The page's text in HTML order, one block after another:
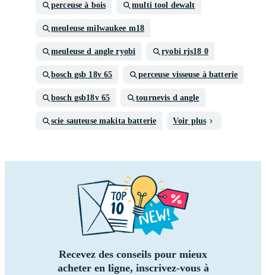
perceuse à bois multi tool dewalt
meuleuse milwaukee m18
meuleuse d angle ryobi ryobi rjs18 0
bosch gsb 18v 65 perceuse visseuse à batterie
bosch gsb18v 65 tournevis d angle
scie sauteuse makita batterie Voir plus
Recevez des conseils pour mieux
acheter en ligne, inscrivez-vous à